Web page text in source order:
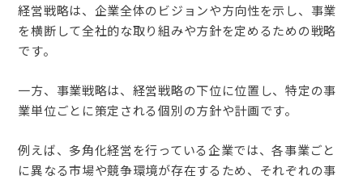
経営戦略は、企業全体のビジョンや方向性を示し、事業
を横断して全社的な取り組みや方針を定めるための戦略
です。
一方、事業戦略は、経営戦略の下位に位置し、特定の事
業単位ごとに策定される個別の方針や計画です。
例えば、多角化経営を行っている企業では、各事業ごと
に異なる市場や競争環境が存在するため、それぞれの事